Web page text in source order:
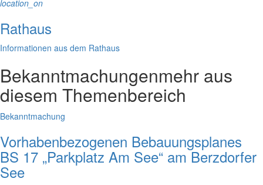
location_on
Rathaus
Informationen aus dem Rathaus
Bekanntmachungenmehr aus
diesem Themenbereich
Bekanntmachung
Vorhabenbezogenen Bebauungsplanes
BS 17 „Parkplatz Am See“ am Berzdorfer
See